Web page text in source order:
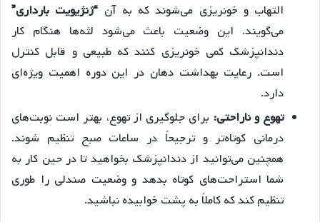
التهاب و خونریزی می‌شوند که به آن “ژنژیویت بارداری”
می‌گویند. این وضعیت باعث می‌شود لثه‌ها هنگام کار
دندانپزشک کمی خونریزی کنند که طبیعی و قابل کنترل
است. رعایت بهداشت دهان در این دوره اهمیت ویژه‌ای
دارد.
تهوع و ناراحتی: برای جلوگیری از تهوع، بهتر است نوبت‌های
درمانی کوتاه‌تر و ترجیحاً در ساعات صبح تنظیم شوند.
همچنین می‌توانید از دندانپزشک بخواهید تا در حین کار به
شما استراحت‌های کوتاه بدهد و وضعیت صندلی را طوری
تنظیم کند که کاملاً به پشت خوابیده نباشید.